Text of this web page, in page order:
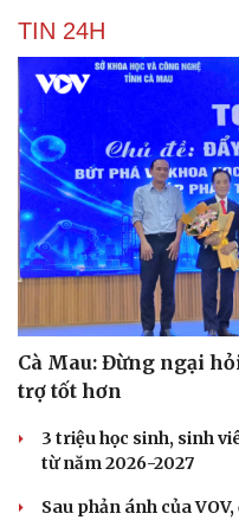
Du lịch
Săn Tour
TIN 24H
Cà Mau: Đừng ngại
trợ tốt hơn
3 triệu học sinh, sinh
từ năm 2026-2027
Sau phản ánh của